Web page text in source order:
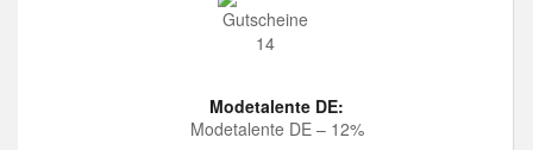
Modetalente DE:
Modetalente DE – 12%